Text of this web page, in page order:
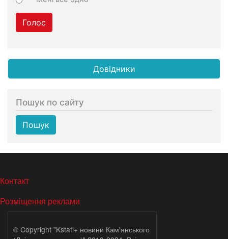
Голос
Довідники
Пошук по сайту
Пошук
МЕНЮ В ПОДВАЛЕ
Контакт
Розміщення реклами
© Copyright "Kstati+ новини Кам'янського